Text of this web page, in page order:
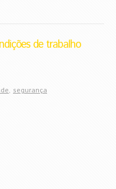
de trabalho
, segurança